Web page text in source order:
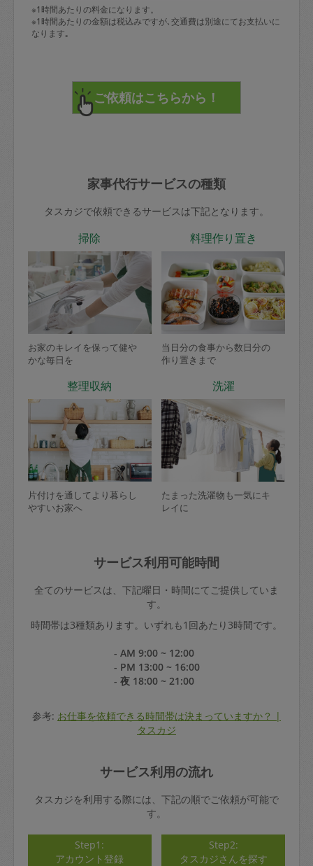
※1時間あたりの料金になります。
※1時間あたりの金額は税込みですが､交通費は別途にてお支払いに
なります｡
家事代行サービスの種類
タスカジで依頼できるサービスは下記となります。
掃除
お家のキレイを保って健や
かな毎日を
料理作り置き
当日分の食事から数日分の
作り置きまで
整理収納
片付けを通してより暮らし
やすいお家へ
洗濯
たまった洗濯物も一気にキ
レイに
サービス利用可能時間
全てのサービスは、下記曜日・時間にてご提供していま
す。
時間帯は3種類あります。いずれも1回あたり3時間です。
- AM 9:00 ~ 12:00
- PM 13:00 ~ 16:00
- 夜 18:00 ~ 21:00
参考: お仕事を依頼できる時間帯は決まっていますか？ |
タスカジ
サービス利用の流れ
タスカジを利用する際には、下記の順でご依頼が可能で
す。
Step1:
アカウント登録
Step2:
タスカジさんを探す